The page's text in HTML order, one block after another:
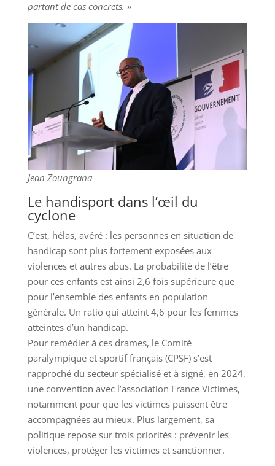
partant de cas concrets. »
Jean Zoungrana
Le handisport dans l’œil du
cyclone
C’est, hélas, avéré : les personnes en situation de
handicap sont plus fortement exposées aux
violences et autres abus. La probabilité de l’être
pour ces enfants est ainsi 2,6 fois supérieure que
pour l’ensemble des enfants en population
générale. Un ratio qui atteint 4,6 pour les femmes
atteintes d’un handicap.
Pour remédier à ces drames, le Comité
paralympique et sportif français (CPSF) s’est
rapproché du secteur spécialisé et à signé, en 2024,
une convention avec l’association France Victimes,
notamment pour que les victimes puissent être
accompagnées au mieux. Plus largement, sa
politique repose sur trois priorités : prévenir les
violences, protéger les victimes et sanctionner.